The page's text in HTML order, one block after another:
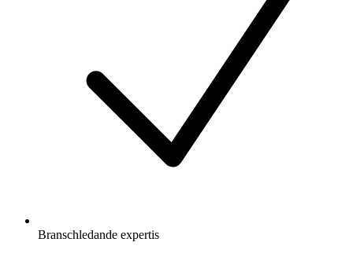
Branschledande expertis